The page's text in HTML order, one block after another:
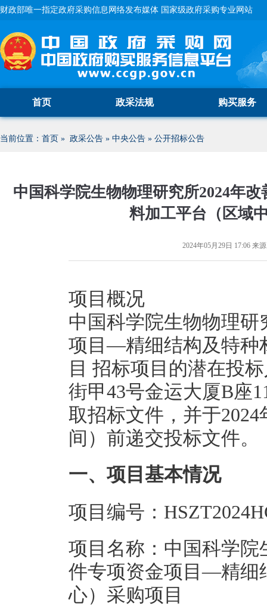
财政部唯一指定政府采购信息网络发布媒体 国家级政府采购专业网站
首页 政采法规 购买服务
当前位置： 首页 » 政采公告 » 中央公告 » 公开招标公告
中国科学院生物物理研究所2024年
料加工平台（区域
2024年05月29日 17:06 来
项目概况
中国科学院生物物理研
项目—精细结构及特种
目 招标项目的潜在投
街甲43号金运大厦B座
取招标文件，并于2024
间）前递交投标文件。
一、项目基本情况
项目编号：
项目名称：中国科学院
件专项资金项目—精细
心）采购项目